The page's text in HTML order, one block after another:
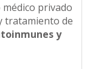
privado
tratamiento de
y